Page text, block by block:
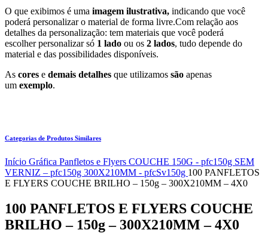
O que exibimos é uma imagem ilustrativa, indicando que você
poderá personalizar o material de forma livre.Com relação aos
detalhes da personalização: tem materiais que você poderá
escolher personalizar só 1 lado ou os 2 lados, tudo depende do
material e das possibilidades disponíveis.
As cores e demais detalhes que utilizamos são apenas
um exemplo.
Categorias de Produtos Similares
Início Gráfica Panfletos e Flyers COUCHE 150G - pfc150g SEM
VERNIZ – pfc150g 300X210MM - pfcSv150g 100 PANFLETOS
E FLYERS COUCHE BRILHO – 150g – 300X210MM – 4X0
100 PANFLETOS E FLYERS COUCHE
BRILHO – 150g – 300X210MM – 4X0